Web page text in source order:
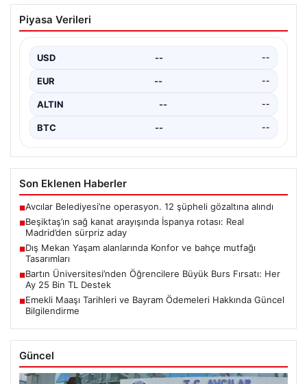
Bayram ikramiyeleri ne zaman yatacak?
2026 Kurban Bayramı emekli ikramiye
Piyasa Verileri
USD -- --
EUR -- --
ALTIN -- --
BTC -- --
Son Eklenen Haberler
■Avcılar Belediyesi’ne operasyon. 12 şüpheli gözaltına alındı
■Beşiktaş’ın sağ kanat arayışında İspanya rotası: Real
Madrid’den sürpriz aday
■Dış Mekan Yaşam alanlarında Konfor ve bahçe mutfağı
Tasarımları
■Bartın Üniversitesi’nden Öğrencilere Büyük Burs Fırsatı: Her
Ay 25 Bin TL Destek
■Emekli Maaşı Tarihleri ve Bayram Ödemeleri Hakkında Güncel
Bilgilendirme
Güncel